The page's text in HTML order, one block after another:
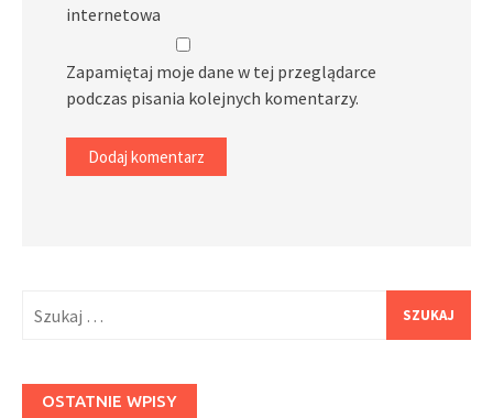
internetowa
Zapamiętaj moje dane w tej przeglądarce
podczas pisania kolejnych komentarzy.
OSTATNIE WPISY